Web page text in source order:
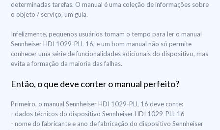
determinadas tarefas. O manual é uma coleção de informações sobre
o objeto / serviço, um guia.
Infelizmente, pequenos usuários tomam o tempo para ler o manual
Sennheiser HDI 1029-PLL 16, e um bom manual não só permite
conhecer uma série de funcionalidades adicionais do dispositivo, mas
evita a formação da maioria das falhas.
Então, o que deve conter o manual perfeito?
Primeiro, o manual Sennheiser HDI 1029-PLL 16 deve conte:
- dados técnicos do dispositivo Sennheiser HDI 1029-PLL 16
- nome do fabricante e ano de fabricação do dispositivo Sennheiser